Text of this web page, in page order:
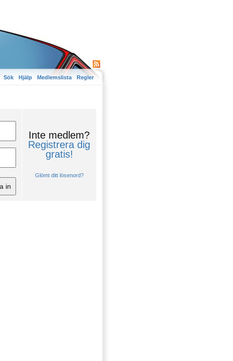
Sök Hjälp Medlemslista Regler
Inte medlem?
Registrera dig
gratis!
Glömt ditt lösenord?